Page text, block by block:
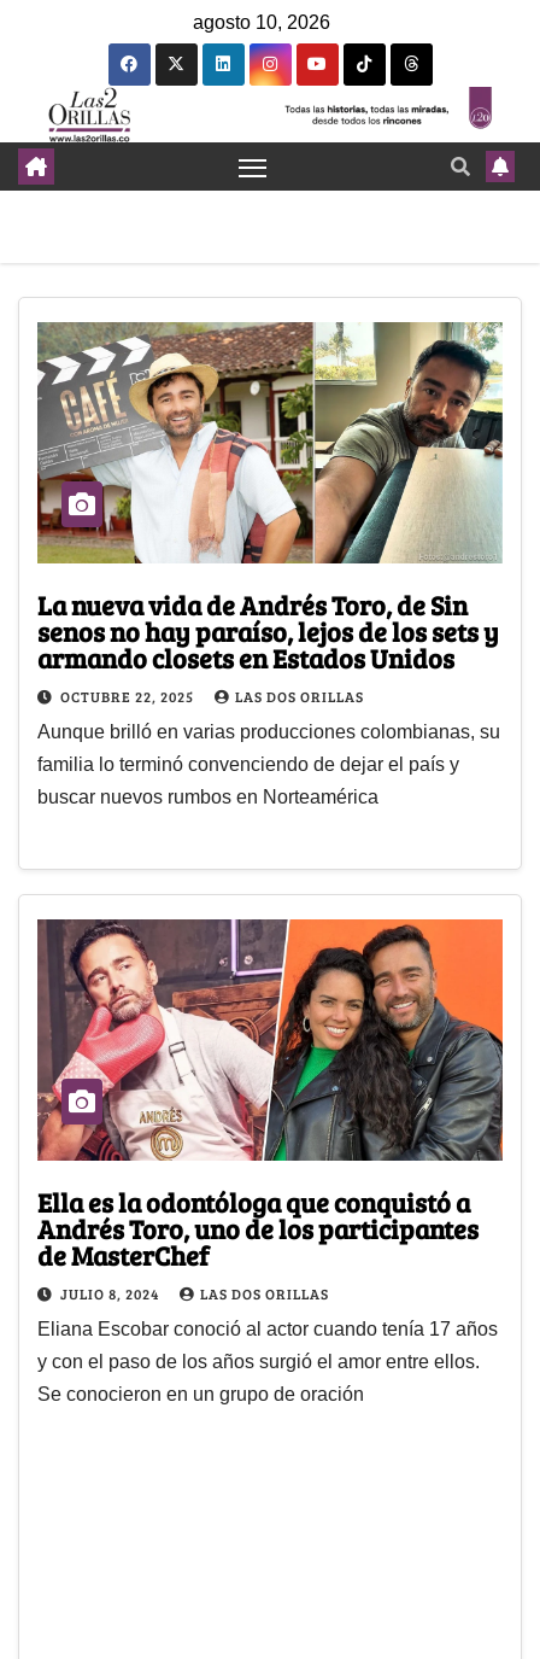
agosto 10, 2026
La nueva vida de Andrés Toro, de Sin
senos no hay paraíso, lejos de los sets y
armando closets en Estados Unidos
OCTUBRE 22, 2025 LAS DOS ORILLAS
Aunque brilló en varias producciones colombianas, su
familia lo terminó convenciendo de dejar el país y
buscar nuevos rumbos en Norteamérica
Ella es la odontóloga que conquistó a
Andrés Toro, uno de los participantes
de MasterChef
JULIO 8, 2024 LAS DOS ORILLAS
Eliana Escobar conoció al actor cuando tenía 17 años
y con el paso de los años surgió el amor entre ellos.
Se conocieron en un grupo de oración